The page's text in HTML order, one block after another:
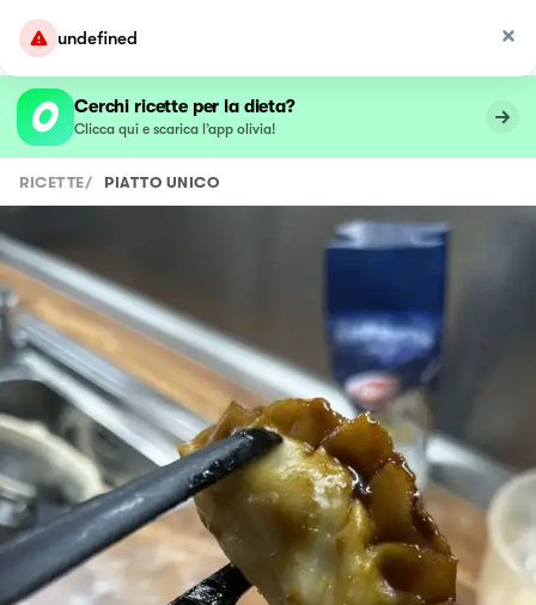
undefined
Cerchi ricette per la dieta?
Clicca qui e scarica l’app olivia!
RICETTE/ PIATTO UNICO